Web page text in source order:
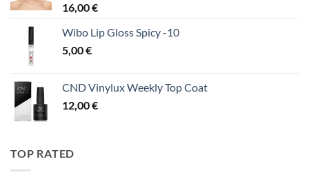
16,00€
Wibo Lip Gloss Spicy -10
5,00€
CND Vinylux Weekly Top Coat
12,00€
TOP RATED